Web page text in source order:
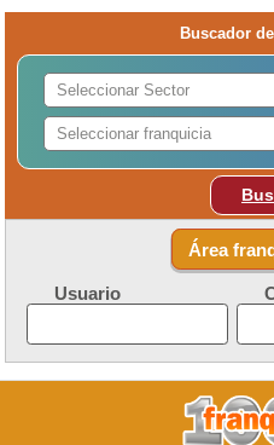
Buscador
Área
Usuario